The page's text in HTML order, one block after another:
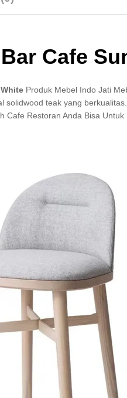
Cafe
Produk Mebel Indo Jati
solidwood teak yang
Cafe Restoran Anda Bisa